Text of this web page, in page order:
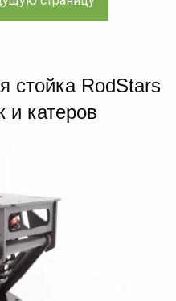
стойка RodStars
и катеров